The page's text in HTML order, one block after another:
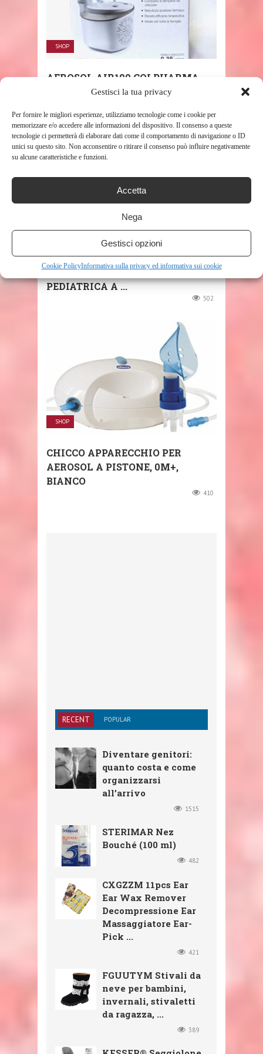
Gestisci la tua privacy
Per fornire le migliori esperienze, utilizziamo tecnologie come i cookie per
memorizzare e/o accedere alle informazioni del dispositivo. Il consenso a queste
tecnologie ci permetterà di elaborare dati come il comportamento di navigazione o ID
unici su questo sito. Non acconsentire o ritirare il consenso può influire negativamente
su alcune caratteristiche e funzioni.
Accetta
Nega
Gestisci opzioni
Cookie PolicyInformativa sulla privacy ed informativa sui cookie
SHOP
AEROSOL AIR100 COLPHARMA
COMPATTO AD ARIA COMPRESSA
IMETEC MED AR1000 AEROSOL A
PISTONE CON MASCHERINA
PEDIATRICA A ...
502
SHOP
CHICCO APPARECCHIO PER
AEROSOL A PISTONE, 0M+,
BIANCO
410
RECENT POPULAR
Diventare genitori:
quanto costa e come
organizzarsi
all’arrivo
1515
STERIMAR Nez
Bouché (100 ml)
482
CXGZZM 11pcs Ear
Ear Wax Remover
Decompressione Ear
Massaggiatore Ear-
Pick ...
421
FGUUTYM Stivali da
neve per bambini,
invernali, stivaletti
da ragazza, ...
389